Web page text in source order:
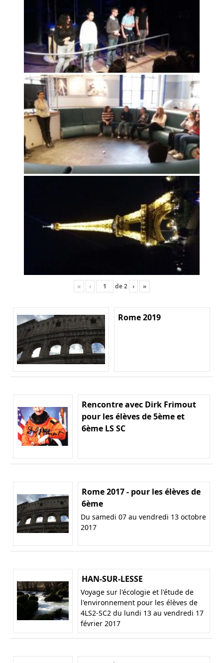
« ‹ de2 › »
Rome 2019
Rencontre avec Dirk Frimout
pour les élèves de 5ème et
6ème LS SC
Rome 2017 - pour les élèves de
6ème
Du samedi 07 au vendredi 13 octobre
2017
HAN-SUR-LESSE
Voyage sur l'écologie et l'étude de
l'environnement pour les élèves de
4LS2-SC2 du lundi 13 au vendredi 17
février 2017